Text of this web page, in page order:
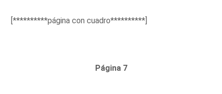
[**********página con cuadro**********]
Página 7